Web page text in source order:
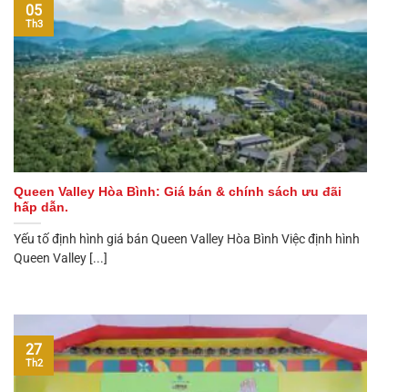
Queen Valley Hòa Bình: Giá bán & chính sách ưu đãi
hấp dẫn.
Yếu tố định hình giá bán Queen Valley Hòa Bình Việc định hình
Queen Valley [...]
05
Th3
27
Th2